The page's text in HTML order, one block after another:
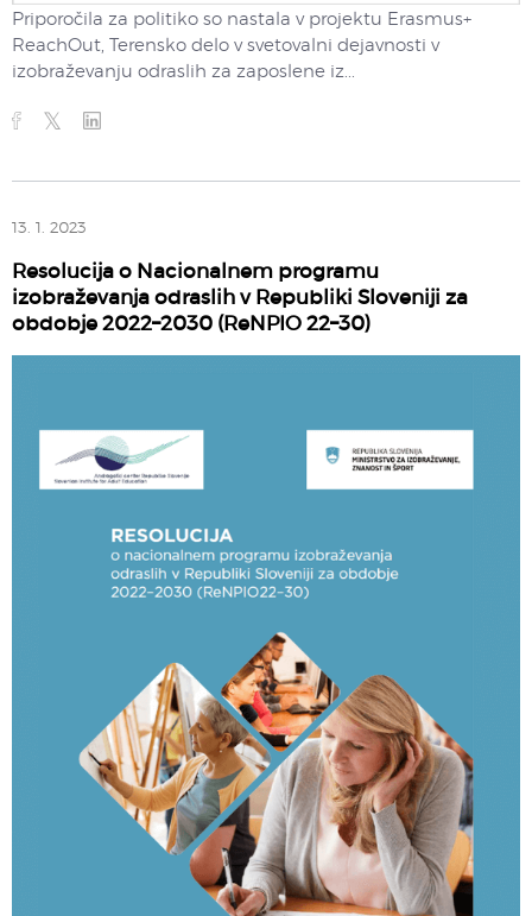
Priporočila za politiko so nastala v projektu Erasmus+
ReachOut, Terensko delo v svetovalni dejavnosti v
izobraževanju odraslih za zaposlene iz...
13. 1. 2023
Resolucija o Nacionalnem programu
izobraževanja odraslih v Republiki Sloveniji za
obdobje 2022–2030 (ReNPIO 22–30)